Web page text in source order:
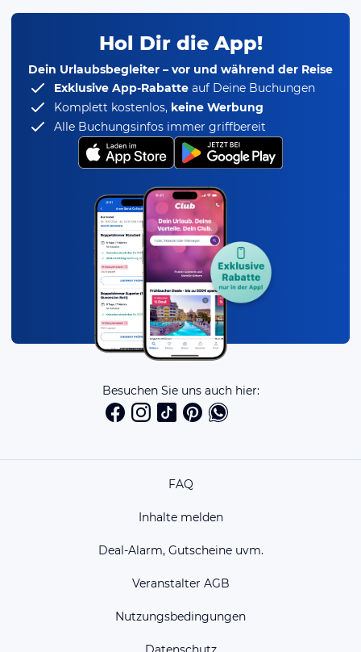
Hol Dir die App!
Dein Urlaubsbegleiter – vor und während der Reise
Exklusive App-Rabatte auf Deine Buchungen
Komplett kostenlos, keine Werbung
Alle Buchungsinfos immer griffbereit
Besuchen Sie uns auch hier:
FAQ
Inhalte melden
Deal-Alarm, Gutscheine uvm.
Veranstalter AGB
Nutzungsbedingungen